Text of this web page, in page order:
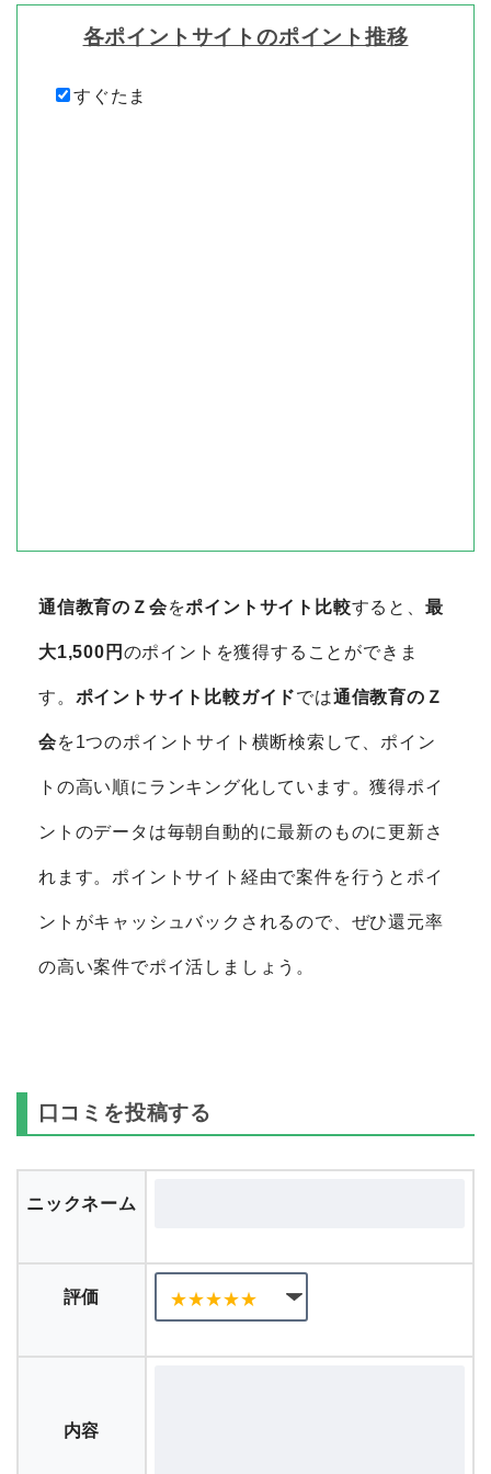
各ポイントサイトのポイント推移
すぐたま
通信教育のＺ会をポイントサイト比較すると、 最
大1,500円 のポイントを獲得することができま
す。 ポイントサイト比較ガイドでは通信教育のＺ
会を1つのポイントサイト横断検索して、ポイン
トの高い順にランキング化しています。獲得ポイ
ントのデータは毎朝自動的に最新のものに更新さ
れます。ポイントサイト経由で案件を行うとポイ
ントがキャッシュバックされるので、ぜひ還元率
の高い案件でポイ活しましょう。
口コミを投稿する
ニックネーム
評価
内容